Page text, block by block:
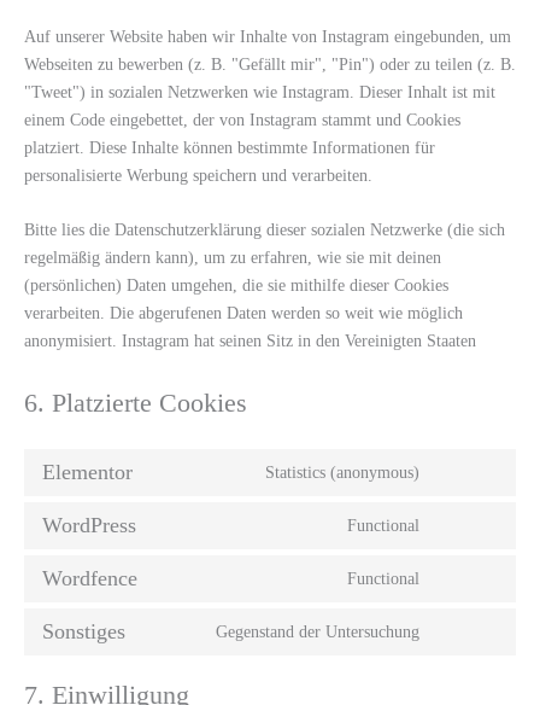
Auf unserer Website haben wir Inhalte von Instagram eingebunden, um
Webseiten zu bewerben (z. B. "Gefällt mir", "Pin") oder zu teilen (z. B.
"Tweet") in sozialen Netzwerken wie Instagram. Dieser Inhalt ist mit
einem Code eingebettet, der von Instagram stammt und Cookies
platziert. Diese Inhalte können bestimmte Informationen für
personalisierte Werbung speichern und verarbeiten.
Bitte lies die Datenschutzerklärung dieser sozialen Netzwerke (die sich
regelmäßig ändern kann), um zu erfahren, wie sie mit deinen
(persönlichen) Daten umgehen, die sie mithilfe dieser Cookies
verarbeiten. Die abgerufenen Daten werden so weit wie möglich
anonymisiert. Instagram hat seinen Sitz in den Vereinigten Staaten
6. Platzierte Cookies
Elementor Statistics (anonymous)
WordPress Functional
Wordfence Functional
Sonstiges Gegenstand der Untersuchung
7. Einwilligung